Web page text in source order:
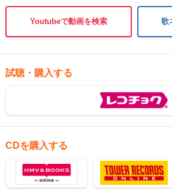
Youtubeで動画を検索 歌
試聴・購入する
CDを購入する